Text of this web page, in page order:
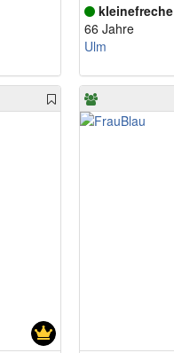
kleinefreche
66 Jahre
Ulm